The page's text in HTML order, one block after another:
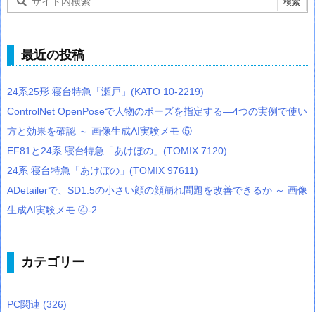
最近の投稿
24系25形 寝台特急「瀬戸」(KATO 10-2219)
ControlNet OpenPoseで人物のポーズを指定する―4つの実例で使い
方と効果を確認 ～ 画像生成AI実験メモ ⑤
EF81と24系 寝台特急「あけぼの」(TOMIX 7120)
24系 寝台特急「あけぼの」(TOMIX 97611)
ADetailerで、SD1.5の小さい顔の顔崩れ問題を改善できるか ～ 画像
生成AI実験メモ ④-2
カテゴリー
PC関連 (326)